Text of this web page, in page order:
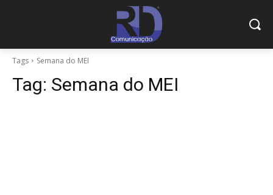
Tags Semana do MEI
Tag: Semana do MEI